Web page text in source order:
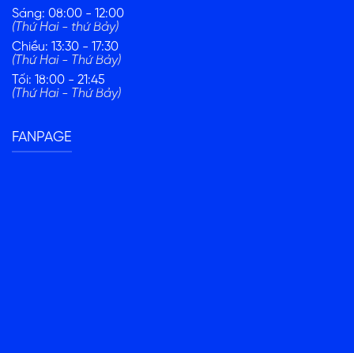
Sáng: 08:00 - 12:00
(Thứ Hai - thứ Bảy)
Chiều: 13:30 - 17:30
(Thứ Hai - Thứ Bảy)
Tối: 18:00 - 21:45
(Thứ Hai - Thứ Bảy)
FANPAGE